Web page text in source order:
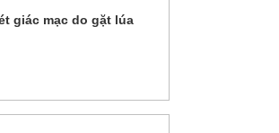
giác mạc do gặt lúa